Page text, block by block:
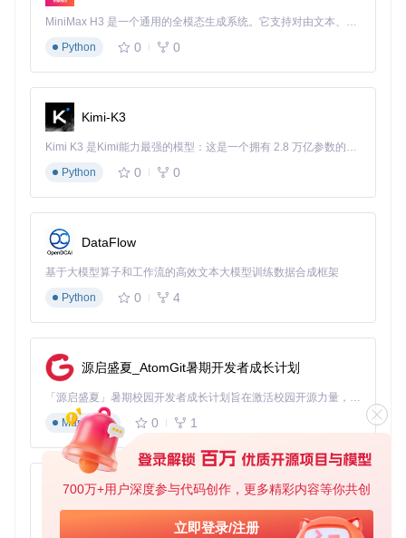
700万+用户深度参与代码创作，更多精彩内容等你共创
立即登录/注册
MiniMax H3 是一个通用的全模态生成系统。它支持对由文本、图像、视频和音频组成的多模态上下文进行统一理解，并能生成分辨率高达 2K、时长可达 15 秒的带原生立体声音频的视频。得益于面向任务泛化的系统设计，H3 在预训练阶段就已具备广泛的多模态上下文理解与生成能力，能够出色地执行复杂的多模态指令。
Python
0 0
Kimi-K3
Kimi K3 是Kimi能力最强的模型：这是一个拥有 2.8 万亿参数的混合专家（MoE）模型，具备原生视觉理解能力，并支持 100 万 token 的上下文窗口。
Python
0 0
DataFlow
基于大模型算子和工作流的高效文本大模型训练数据合成框架
Python
0 4
源启盛夏_AtomGit暑期开发者成长计划
「源启盛夏」暑期校园开发者成长计划旨在激活校园开源力量，通过积分激励、认证扶持、资源倾斜等形式，引导高校组织和开发者完成「入驻 — 建项目 — 做贡献 — 获认证 — 得资源」的完整闭环。无论你是想带领社团入驻平台的组织者，还是希望用代码贡献证明自己的开发者，都能在这里找到属于你的成长路径。
Markdown
0 1
py-xiaozhi
基于Python的Xiaozhi AI，适用于想要完整Xiaozhi体验而无需拥有专用硬件的用户。